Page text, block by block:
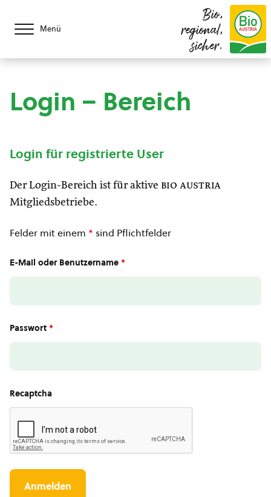
Menü
Bio,
regional,
sicher.
Login – Bereich
Login für registrierte User
Der Login-Bereich ist für aktive bio austria
Mitgliedsbetriebe.
Felder mit einem * sind Pflichtfelder
E-Mail oder Benutzername *
Passwort *
Recaptcha